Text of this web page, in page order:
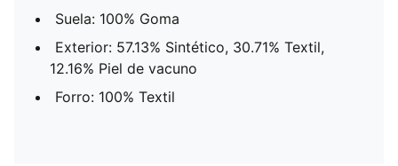
Suela: 100% Goma
Exterior: 57.13% Sintético, 30.71% Textil,
12.16% Piel de vacuno
Forro: 100% Textil